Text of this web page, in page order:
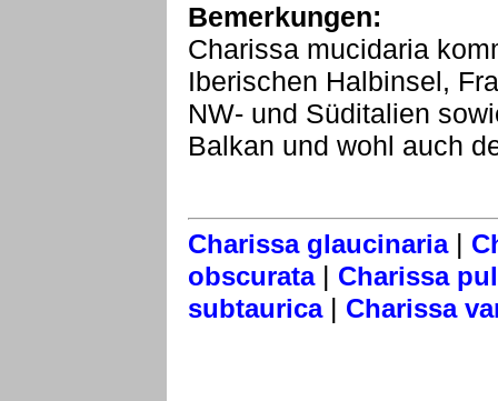
Bemerkungen:
Charissa mucidaria
Iberischen Halbinsel,
NW- und Süditalien
Balkan und wohl auch
Charissa glaucinaria|
obscurata| Charissa
subtaurica| Charissa